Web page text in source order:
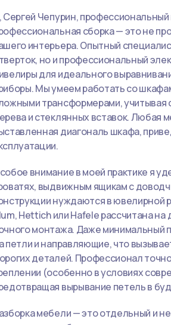
Сергей Чепурин,
сборка — это не
интерьера. Опытный
но и профессиональный
для идеального
Мы умеем работать со
трансформерами, учитывая
и стеклянных вставок. Любая
диагональ шкафа,
внимание в моей практике я
выдвижным ящикам с
нуждаются в ювелирной
Hettich или Hafele рассчитана
монтажа. Даже минимальный
петли и направляющие, что
деталей. Профессионал
(особенно в условиях
вырывание петель в
мебели — это отдельный и